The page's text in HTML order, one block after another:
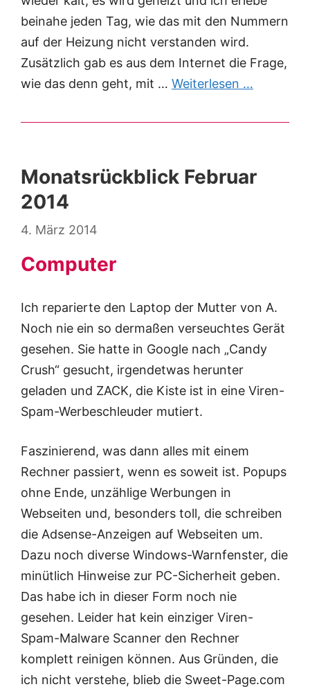
beinahe jeden Tag, wie das mit den Nummern
auf der Heizung nicht verstanden wird.
Zusätzlich gab es aus dem Internet die Frage,
wie das denn geht, mit … Weiterlesen …
Monatsrückblick Februar
2014
4. März 2014
Computer
Ich reparierte den Laptop der Mutter von A.
Noch nie ein so dermaßen verseuchtes Gerät
gesehen. Sie hatte in Google nach „Candy
Crush“ gesucht, irgendetwas herunter
geladen und ZACK, die Kiste ist in eine Viren-
Spam-Werbeschleuder mutiert.
Faszinierend, was dann alles mit einem
Rechner passiert, wenn es soweit ist. Popups
ohne Ende, unzählige Werbungen in
Webseiten und, besonders toll, die schreiben
die Adsense-Anzeigen auf Webseiten um.
Dazu noch diverse Windows-Warnfenster, die
minütlich Hinweise zur PC-Sicherheit geben.
Das habe ich in dieser Form noch nie
gesehen. Leider hat kein einziger Viren-
Spam-Malware Scanner den Rechner
komplett reinigen können. Aus Gründen, die
ich nicht verstehe, blieb die Sweet-Page.com